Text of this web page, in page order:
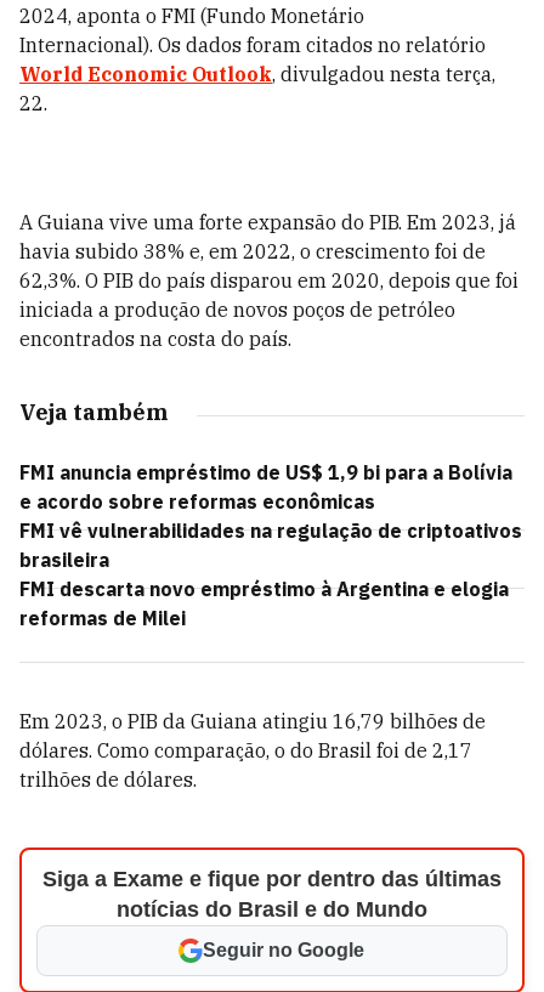
2024, aponta o FMI (Fundo Monetário
Internacional). Os dados foram citados no relatório
World Economic Outlook, divulgadou nesta terça,
22.
A Guiana vive uma forte expansão do PIB. Em 2023, já
havia subido 38% e, em 2022, o crescimento foi de
62,3%. O PIB do país disparou em 2020, depois que foi
iniciada a produção de novos poços de petróleo
encontrados na costa do país.
Veja também
FMI anuncia empréstimo de US$ 1,9 bi para a Bolívia
e acordo sobre reformas econômicas
FMI vê vulnerabilidades na regulação de criptoativos
brasileira
FMI descarta novo empréstimo à Argentina e elogia
reformas de Milei
Em 2023, o PIB da Guiana atingiu 16,79 bilhões de
dólares. Como comparação, o do Brasil foi de 2,17
trilhões de dólares.
Siga a Exame e fique por dentro das últimas
notícias do Brasil e do Mundo
Seguir no Google